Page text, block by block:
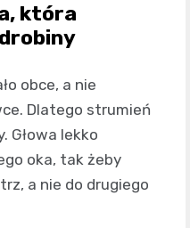
która
obce, a nie
Dlatego strumień
Głowa lekko
oka, tak żeby
a nie do drugiego